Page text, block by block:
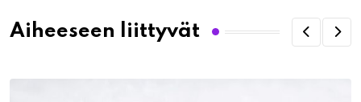
Aiheeseen liittyvät